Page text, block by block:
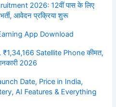
2026: 12वीं पास के लिए
भर्ती, आवेदन प्रक्रिया शुरू
App Download
Satellite Phone कीमत,
2026
Date, Price in India,
AI Features & Everything